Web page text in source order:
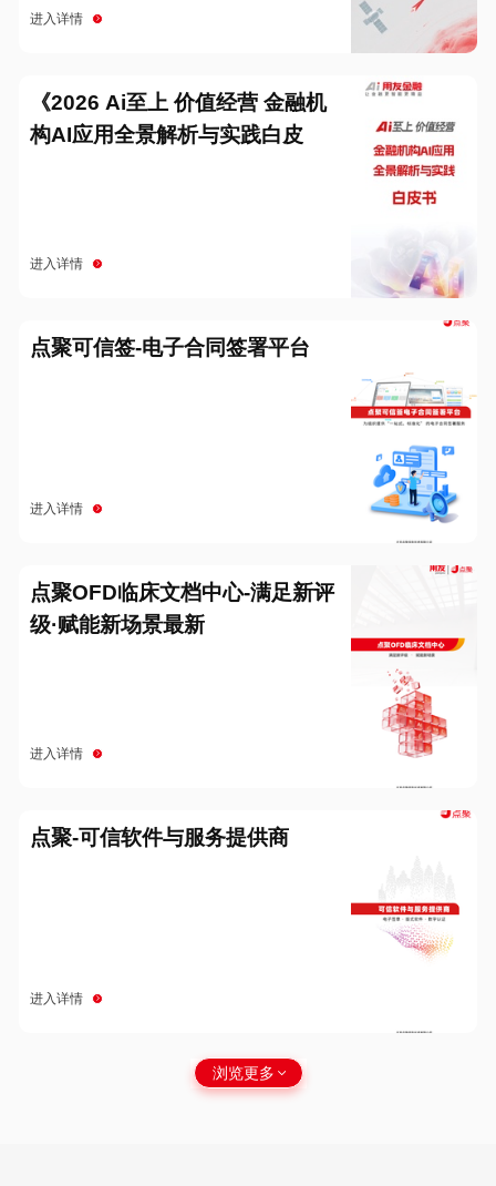
进入详情
《2026 Ai至上 价值经营 金融机
构AI应用全景解析与实践白皮
进入详情
点聚可信签-电子合同签署平台
进入详情
点聚OFD临床文档中心-满足新评
级·赋能新场景最新
进入详情
点聚-可信软件与服务提供商
进入详情
浏览更多